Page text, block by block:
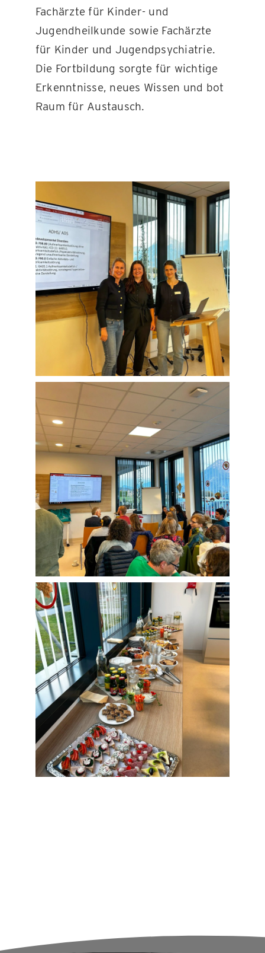
Fachärzte für Kinder- und
Jugendheilkunde sowie Fachärzte
für Kinder und Jugendpsychiatrie.
Die Fortbildung sorgte für wichtige
Erkenntnisse, neues Wissen und bot
Raum für Austausch.